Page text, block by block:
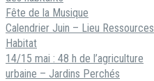
Fête de la Musique
Calendrier Juin – Lieu Ressources
Habitat
14/15 mai : 48 h de l’agriculture
urbaine – Jardins Perchés